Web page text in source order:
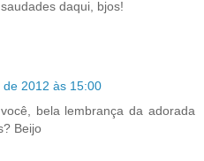
daqui, bjos!
de 2012 às 15:00
bela lembrança da adorada
Beijo